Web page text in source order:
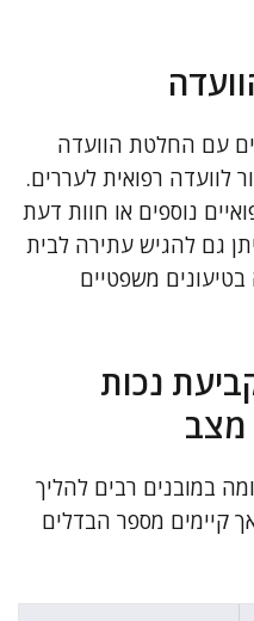
עם החלטת הוועדה
לוועדה רפואית לעררים.
נוספים או חוות דעת
גם להגיש עתירה לבית
משפטיים
נכות
מצב
במובנים רבים להליך
קיימים מספר הבדלים